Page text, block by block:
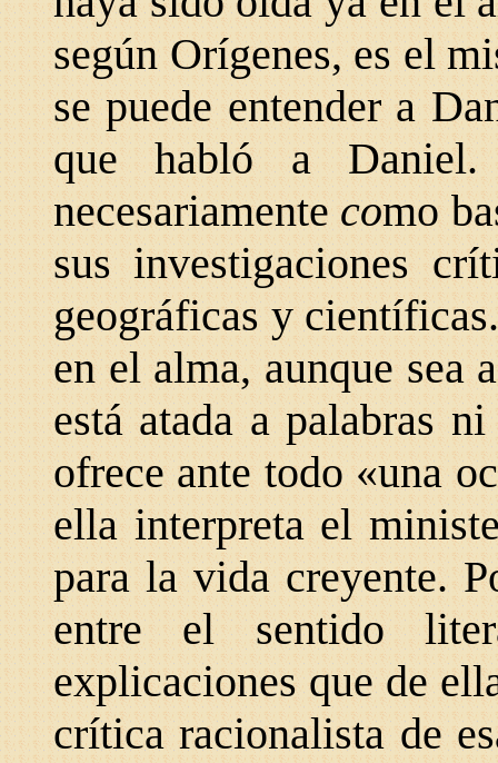
según Orígenes, es el
se puede entender a
que habló a Daniel.
necesariamentecomo
sus investigaciones
geográficas y
en el alma, aunque sea
está atada a palabras
ofrece ante todo «una
ella interpreta el
para la vida creyente.
entre el sentido
explicaciones que de
crítica racionalista de